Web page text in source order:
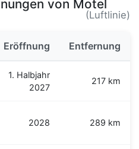
von Motel
(Luftlinie)
Eröffnung Entfernung
1. Halbjahr
2027
217 km
2028 289 km